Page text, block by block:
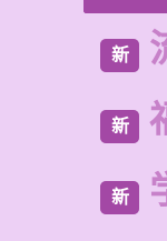
新
新
新